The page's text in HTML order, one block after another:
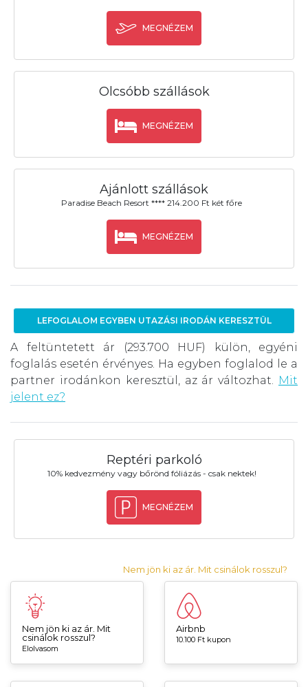
MEGNÉZEM
Olcsóbb szállások
MEGNÉZEM
Ajánlott szállások
Paradise Beach Resort **** 214.200 Ft két főre
MEGNÉZEM
LEFOGLALOM EGYBEN UTAZÁSI IRODÁN KERESZTÜL
A feltüntetett ár (293.700 HUF) külön, egyéni
foglalás esetén érvényes. Ha egyben foglalod le a
partner irodánkon keresztül, az ár változhat. Mit
jelent ez?
Reptéri parkoló
10% kedvezmény vagy bőrönd fóliázás - csak nektek!
MEGNÉZEM
Nem jön ki az ár. Mit csinálok rosszul?
Nem jön ki az ár. Mit
csinálok rosszul?
Elolvasom
Airbnb
10.100 Ft kupon